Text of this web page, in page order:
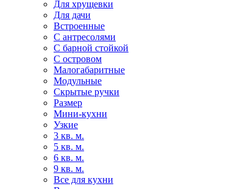
Для хрущевки
Для дачи
Встроенные
С антресолями
С барной стойкой
С островом
Малогабаритные
Модульные
Скрытые ручки
Размер
Мини-кухни
Узкие
3 кв. м.
5 кв. м.
6 кв. м.
9 кв. м.
Все для кухни